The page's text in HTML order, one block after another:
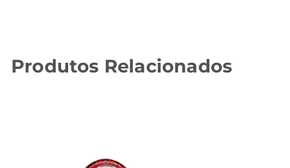
saladas para adicionar um toque especial. Sua
Produtos Relacionados